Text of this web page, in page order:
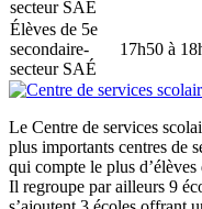
secteur SAÉ
Élèves de 5e
secondaire-
secteur SAÉ
17h50 à
Le Centre de services
plus importants centres de
qui compte le plus
Il regroupe par ailleurs 9